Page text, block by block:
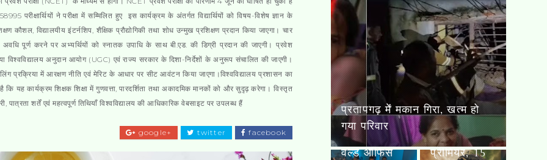
परीक्षार्थियों ने परीक्षा में सम्मिलित हुए इस कार्यक्रम के अंतर्गत विद्यार्थियों को विषय-विशेष ज्ञान के
कौशल, विद्यालयीय इंटर्नशिप, शैक्षिक प्रौद्योगिकी तथा शोध उन्मुख प्रशिक्षण प्रदान किया जाएगा। चार
अवधि पूर्ण करने पर अभ्यर्थियों को स्नातक उपाधि के साथ बी.एड. की डिग्री प्रदान की जाएगी। प्रवेश
विश्वविद्यालय अनुदान आयोग (UGC) एवं राज्य सरकार के दिशा-निर्देशों के अनुरूप संचालित की जाएगी।
प्रक्रिया में आरक्षण नीति एवं मेरिट के आधार पर सीट आवंटन किया जाएगा।विश्वविद्यालय प्रशासन का
कि यह कार्यक्रम शिक्षक शिक्षा में गुणवत्ता, पारदर्शिता तथा अकादमिक मानकों को और सुदृढ़ करेगा। विस्तृत
पात्रता शर्तें एवं महत्वपूर्ण तिथियाँ विश्वविद्यालय की आधिकारिक वेबसाइट पर उपलब्ध हैं
facebook
twitter
google+
पल्लवपुरम में वर्ल्ड ऑफिस स्पोर्ट्स
के नए कार्यालय का उद्घाटन
स्वतंत्रता
दिवस पर
‘बॉर्डर 2’ का
वर्ल्ड
टेलीविजन
प्रीमियर, 15
एसबीआई
लाइफ और
जेएंडके बैंक
की साझेदारी,
1,000 से
अधिक